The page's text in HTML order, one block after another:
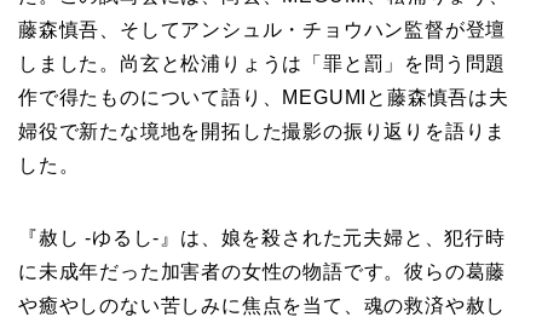
藤森慎吾、そしてアンシュル・チョウハン監督が登壇
しました。尚玄と松浦りょうは「罪と罰」を問う問題
作で得たものについて語り、MEGUMIと藤森慎吾は夫
婦役で新たな境地を開拓した撮影の振り返りを語りま
した。
『赦し -ゆるし-』は、娘を殺された元夫婦と、犯行時
に未成年だった加害者の女性の物語です。彼らの葛藤
や癒やしのない苦しみに焦点を当て、魂の救済や赦し